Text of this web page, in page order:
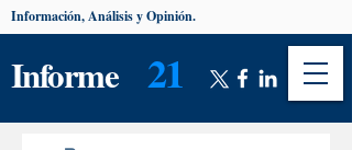
Informe 21
Información, Análisis y Opinión.